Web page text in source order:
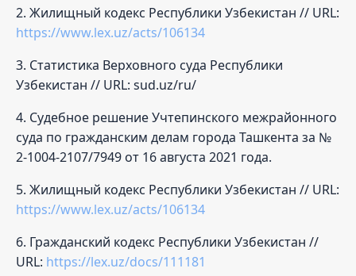
2. Жилищный кодекс Республики Узбекистан // URL:
https://www.lex.uz/acts/106134
3. Статистика Верховного суда Республики
Узбекистан // URL: sud.uz/ru/
4. Судебное решение Учтепинского межрайонного
суда по гражданским делам города Ташкента за №
2-1004-2107/7949 от 16 августа 2021 года.
5. Жилищный кодекс Республики Узбекистан // URL:
https://www.lex.uz/acts/106134
6. Гражданский кодекс Республики Узбекистан //
URL: https://lex.uz/docs/111181